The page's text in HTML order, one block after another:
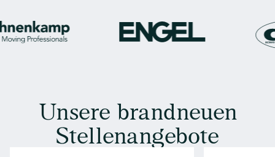
Unsere brandneuen
Stellenangebote